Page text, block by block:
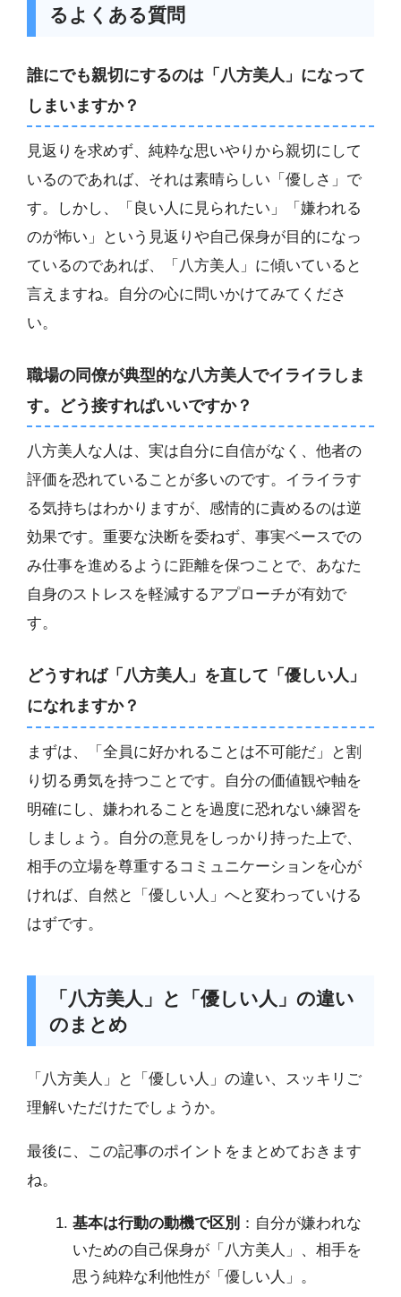
るよくある質問
誰にでも親切にするのは「八方美人」になって
しまいますか？
見返りを求めず、純粋な思いやりから親切にして
いるのであれば、それは素晴らしい「優しさ」で
す。しかし、「良い人に見られたい」「嫌われる
のが怖い」という見返りや自己保身が目的になっ
ているのであれば、「八方美人」に傾いていると
言えますね。自分の心に問いかけてみてくださ
い。
職場の同僚が典型的な八方美人でイライラしま
す。どう接すればいいですか？
八方美人な人は、実は自分に自信がなく、他者の
評価を恐れていることが多いのです。イライラす
る気持ちはわかりますが、感情的に責めるのは逆
効果です。重要な決断を委ねず、事実ベースでの
み仕事を進めるように距離を保つことで、あなた
自身のストレスを軽減するアプローチが有効で
す。
どうすれば「八方美人」を直して「優しい人」
になれますか？
まずは、「全員に好かれることは不可能だ」と割
り切る勇気を持つことです。自分の価値観や軸を
明確にし、嫌われることを過度に恐れない練習を
しましょう。自分の意見をしっかり持った上で、
相手の立場を尊重するコミュニケーションを心が
ければ、自然と「優しい人」へと変わっていける
はずです。
「八方美人」と「優しい人」の違い
のまとめ
「八方美人」と「優しい人」の違い、スッキリご
理解いただけたでしょうか。
最後に、この記事のポイントをまとめておきます
ね。
基本は行動の動機で区別 ：自分が嫌われな
いための自己保身が「八方美人」、相手を
思う純粋な利他性が「優しい人」。